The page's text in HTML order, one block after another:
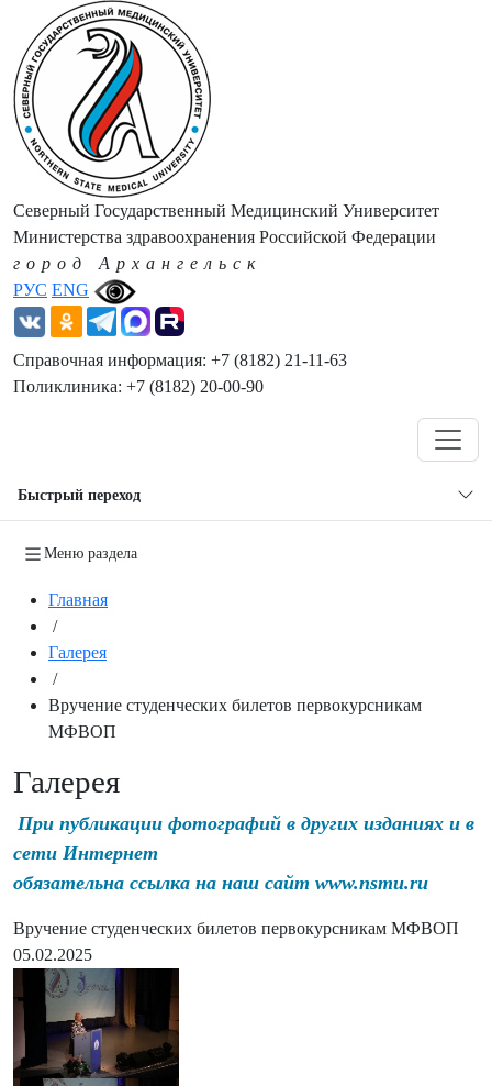
РУС ENG
Северный Государственный Медицинский Университет
Министерства здравоохранения Российской Федерации
город Архангельск
Справочная информация: +7 (8182) 21-11-63
Поликлиника: +7 (8182) 20-00-90
Быстрый переход
Меню раздела
Главная
/
Галерея
/
Вручение студенческих билетов первокурсникам
МФВОП
Галерея
При публикации фотографий в других изданиях и в
сети Интернет
обязательна ссылка на наш сайт www.nsmu.ru
Вручение студенческих билетов первокурсникам МФВОП
05.02.2025